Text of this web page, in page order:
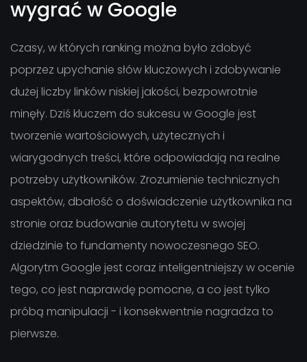
wygrać w Google
Czasy, w których ranking można było zdobyć
poprzez upychanie słów kluczowych i zdobywanie
dużej liczby linków niskiej jakości, bezpowrotnie
minęły. Dziś kluczem do sukcesu w Google jest
tworzenie wartościowych, użytecznych i
wiarygodnych treści, które odpowiadają na realne
potrzeby użytkowników. Zrozumienie technicznych
aspektów, dbałość o doświadczenie użytkownika na
stronie oraz budowanie autorytetu w swojej
dziedzinie to fundamenty nowoczesnego SEO.
Algorytm Google jest coraz inteligentniejszy w ocenie
tego, co jest naprawdę pomocne, a co jest tylko
próbą manipulacji - i konsekwentnie nagradza to
pierwsze.